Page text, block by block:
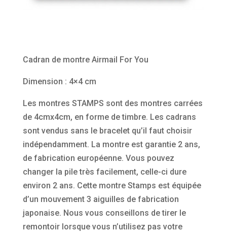
Cadran de montre Airmail For You
Dimension : 4×4 cm
Les montres STAMPS sont des montres carrées
de 4cmx4cm, en forme de timbre. Les cadrans
sont vendus sans le bracelet qu’il faut choisir
indépendamment. La montre est garantie 2 ans,
de fabrication européenne. Vous pouvez
changer la pile très facilement, celle-ci dure
environ 2 ans. Cette montre Stamps est équipée
d’un mouvement 3 aiguilles de fabrication
japonaise. Nous vous conseillons de tirer le
remontoir lorsque vous n’utilisez pas votre